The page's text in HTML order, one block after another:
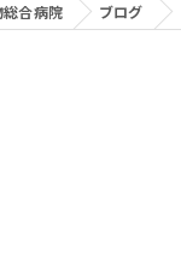
猫
合病院 ブログ